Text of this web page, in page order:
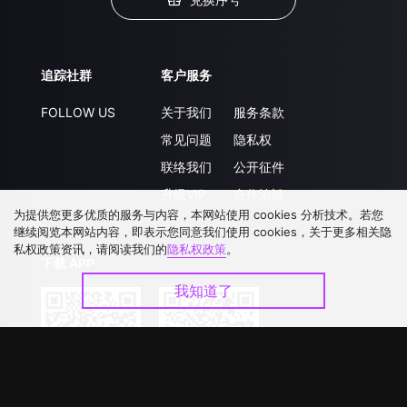
追踪社群
FOLLOW US
客户服务
关于我们
常见问题
联络我们
升级VIP
服务条款
隐私权
公开征件
合作洽談
为提供您更多优质的服务与内容，本网站使用 cookies 分析技术。若您
继续阅览本网站内容，即表示您同意我们使用 cookies，关于更多相关隐
私权政策资讯，请阅读我们的隐私权政策。
我知道了